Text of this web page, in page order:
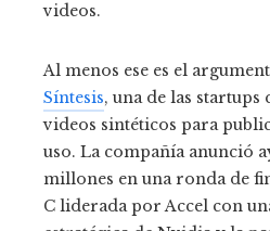
videos.
Al menos ese es el
Síntesis, una de las startups
videos sintéticos para
uso. La compañía anunció
millones en una ronda de
C liderada por Accel con